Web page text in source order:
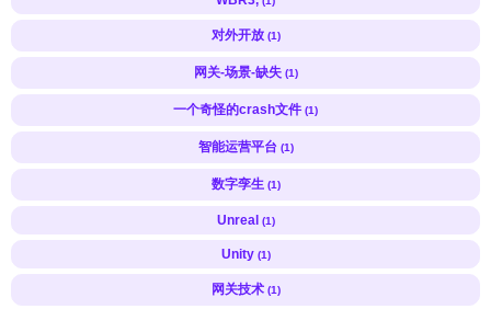
对外开放 (1)
网关-场景-缺失 (1)
一个奇怪的crash文件 (1)
智能运营平台 (1)
数字孪生 (1)
Unreal (1)
Unity (1)
网关技术 (1)